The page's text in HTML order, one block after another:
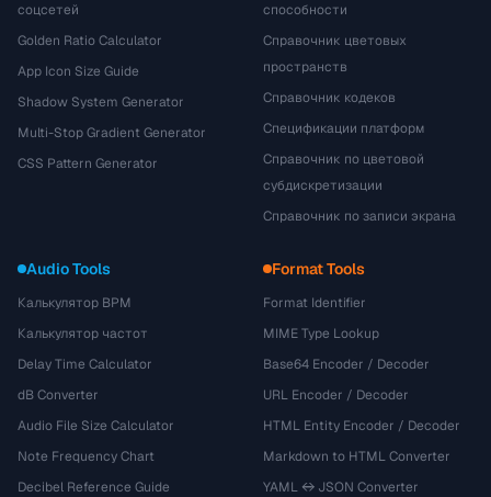
соцсетей
Golden Ratio Calculator
App Icon Size Guide
Shadow System Generator
Multi-Stop Gradient Generator
CSS Pattern Generator
способности
Справочник цветовых
пространств
Справочник кодеков
Спецификации платформ
Справочник по цветовой
субдискретизации
Справочник по записи экрана
Audio Tools
Калькулятор BPM
Калькулятор частот
Delay Time Calculator
dB Converter
Audio File Size Calculator
Note Frequency Chart
Decibel Reference Guide
Format Tools
Format Identifier
MIME Type Lookup
Base64 Encoder / Decoder
URL Encoder / Decoder
HTML Entity Encoder / Decoder
Markdown to HTML Converter
YAML ↔ JSON Converter